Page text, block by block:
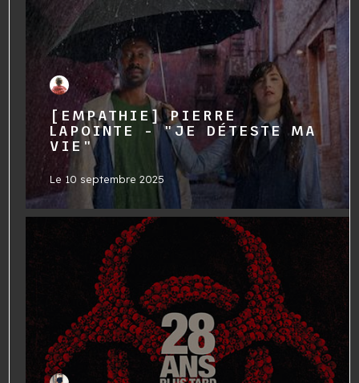
[EMPATHIE] PIERRE
LAPOINTE - "JE DÉTESTE MA
VIE"
Le 10 septembre 2025